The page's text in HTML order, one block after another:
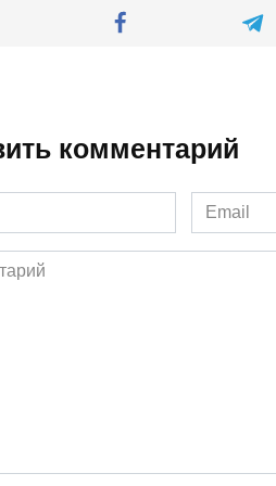
комментарий
Email
*